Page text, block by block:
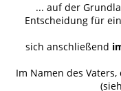
... auf der
Entscheidung für
sich anschließend
Im Namen des